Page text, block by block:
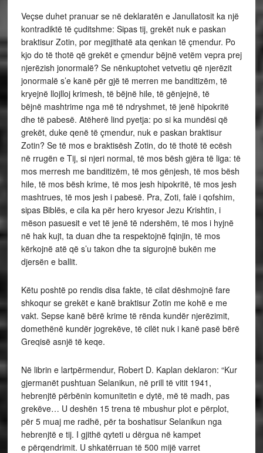
Veçse duhet pranuar se në deklaratën e Janullatosit ka një
kontradiktë të çuditshme: Sipas tij, grekët nuk e paskan
braktisur Zotin, por megjithatë ata qenkan të çmendur. Po
kjo do të thotë që grekët e çmendur bëjnë vetëm vepra prej
njerëzish jonormalë? Se nënkuptohet vetvetiu që njerëzit
jonormalë s’e kanë për gjë të merren me banditizëm, të
kryejnë llojlloj krimesh, të bëjnë hile, të gënjejnë, të
bëjnë mashtrime nga më të ndryshmet, të jenë hipokritë
dhe të pabesë. Atëherë lind pyetja: po si ka mundësi që
grekët, duke qenë të çmendur, nuk e paskan braktisur
Zotin? Se të mos e braktisësh Zotin, do të thotë të ecësh
në rrugën e Tij, si njeri normal, të mos bësh gjëra të liga: të
mos merresh me banditizëm, të mos gënjesh, të mos bësh
hile, të mos bësh krime, të mos jesh hipokritë, të mos jesh
mashtrues, të mos jesh i pabesë. Pra, Zoti, falë i qofshim,
sipas Biblës, e cila ka për hero kryesor Jezu Krishtin, i
mëson pasuesit e vet të jenë të ndershëm, të mos i hyjnë
në hak kujt, ta duan dhe ta respektojnë fqinjin, të mos
kërkojnë atë që s’u takon dhe ta sigurojnë bukën me
djersën e ballit.
Këtu poshtë po rendis disa fakte, të cilat dëshmojnë fare
shkoqur se grekët e kanë braktisur Zotin me kohë e me
vakt. Sepse kanë bërë krime të rënda kundër njerëzimit,
domethënë kundër jogrekëve, të cilët nuk i kanë pasë bërë
Greqisë asnjë të keqe.
Në librin e lartpërmendur, Robert D. Kaplan deklaron: “Kur
gjermanët pushtuan Selanikun, në prill të vitit 1941,
hebrenjtë përbënin komunitetin e dytë, më të madh, pas
grekëve… U deshën 15 trena të mbushur plot e përplot,
për 5 muaj me radhë, për ta boshatisur Selanikun nga
hebrenjtë e tij. I gjithë qyteti u dërgua në kampet
e përqendrimit. U shkatërruan të 500 mijë varret